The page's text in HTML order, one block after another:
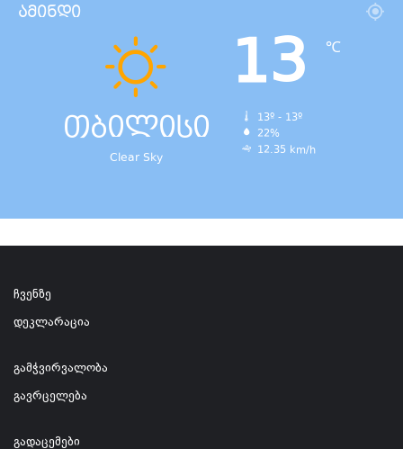
ამინდი
თბილისი
Clear Sky
13 ℃
13º - 13º
22%
12.35 km/h
ჩვენზე
დეკლარაცია
გამჭვირვალობა
გავრცელება
გადაცემები